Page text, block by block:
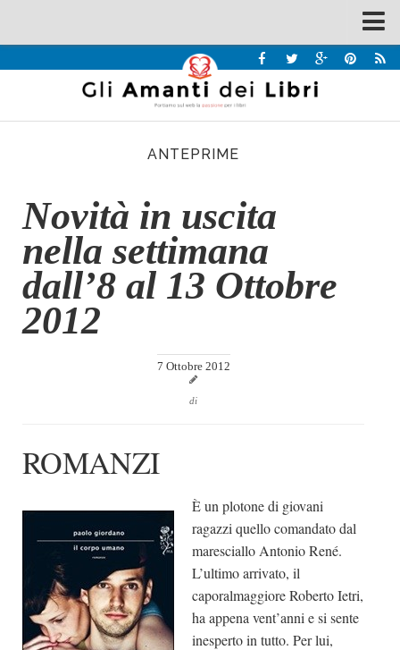
Recensioni
Interviste & Incontri
Chi siamo
Contatti
Eventi
Home
Rassegna Stampa
Generi
Case editrici
Partnership
Giallo Stresa
ANTEPRIME
Novità in uscita
nella settimana
dall’8 al 13 Ottobre
2012
7 Ottobre 2012
di
ROMANZI
È un plotone di giovani
ragazzi quello comandato dal
maresciallo Antonio René.
L’ultimo arrivato, il
caporalmaggiore Roberto Ietri,
ha appena vent’anni e si sente
inesperto in tutto. Per lui,